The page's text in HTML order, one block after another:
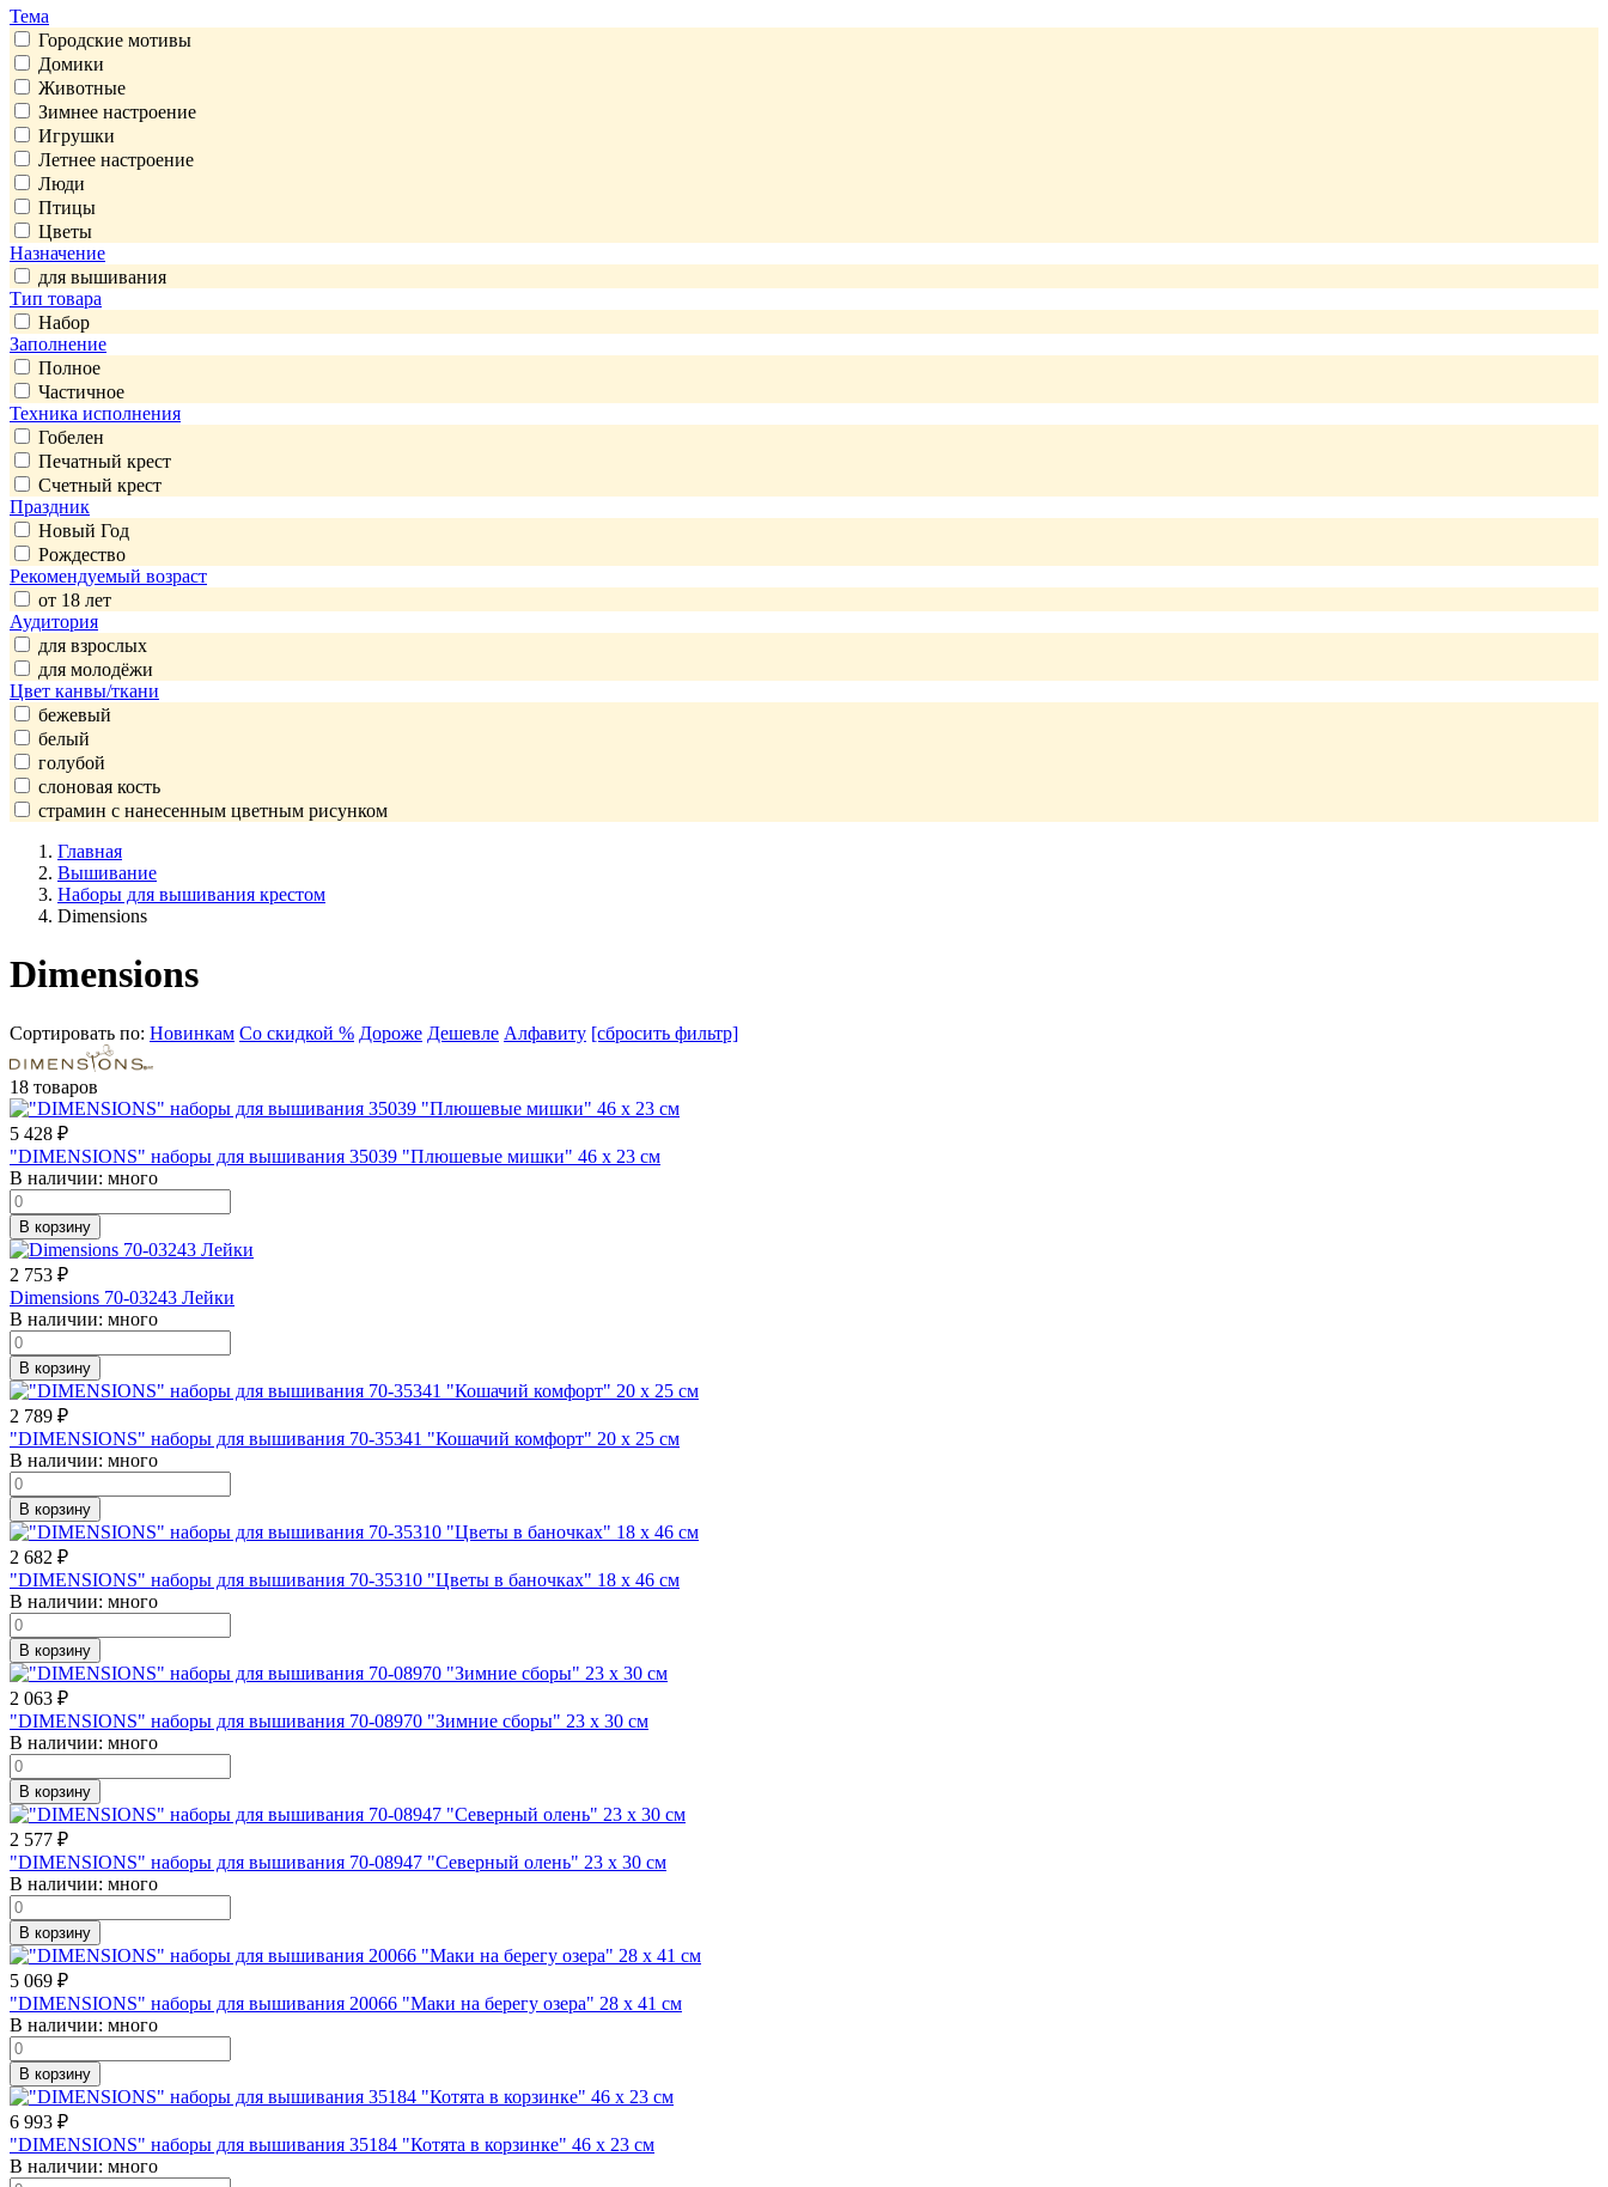
Тема
Городские мотивы
Домики
Животные
Зимнее настроение
Игрушки
Летнее настроение
Люди
Птицы
Цветы
Назначение
для вышивания
Тип товара
Набор
Заполнение
Полное
Частичное
Техника исполнения
Гобелен
Печатный крест
Счетный крест
Праздник
Новый Год
Рождество
Рекомендуемый возраст
от 18 лет
Аудитория
для взрослых
для молодёжи
Цвет канвы/ткани
бежевый
белый
голубой
слоновая кость
страмин с нанесенным цветным рисунком
Главная
Вышивание
Наборы для вышивания крестом
Dimensions
Dimensions
Сортировать по: Новинкам Со скидкой % Дороже Дешевле Алфавиту [сбросить фильтр]
18 товаров
5 428 ₽
"DIMENSIONS" наборы для вышивания 35039 "Плюшевые мишки" 46 x 23 см
В наличии: много
В корзину
2 753 ₽
Dimensions 70-03243 Лейки
В наличии: много
В корзину
2 789 ₽
"DIMENSIONS" наборы для вышивания 70-35341 "Кошачий комфорт" 20 x 25 см
В наличии: много
В корзину
2 682 ₽
"DIMENSIONS" наборы для вышивания 70-35310 "Цветы в баночках" 18 x 46 см
В наличии: много
В корзину
2 063 ₽
"DIMENSIONS" наборы для вышивания 70-08970 "Зимние сборы" 23 x 30 см
В наличии: много
В корзину
2 577 ₽
"DIMENSIONS" наборы для вышивания 70-08947 "Северный олень" 23 x 30 см
В наличии: много
В корзину
5 069 ₽
"DIMENSIONS" наборы для вышивания 20066 "Маки на берегу озера" 28 x 41 см
В наличии: много
В корзину
6 993 ₽
"DIMENSIONS" наборы для вышивания 35184 "Котята в корзинке" 46 x 23 см
В наличии: много